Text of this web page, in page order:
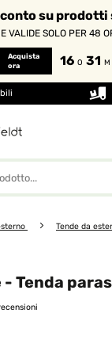
su
VALIDE SOLO PER 48
Acquista
ora
16 O 31 M
Tende da
- Tenda